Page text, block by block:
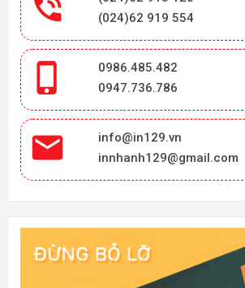

(024)62 919 554

0986.485.482
0947.736.786

info@in129.vn
innhanh129@gmail.com